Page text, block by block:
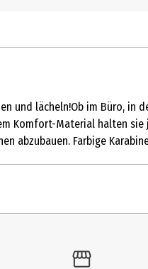
und lächeln!Ob im Büro,
Komfort-Material halten
abzubauen. Farbige